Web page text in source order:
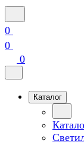
0
0
0
Каталог